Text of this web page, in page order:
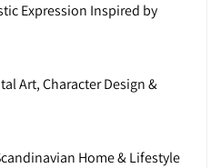
Expression Inspired by
Art, Character Design &
Home & Lifestyle